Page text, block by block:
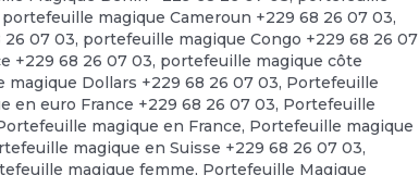
portefeuille magique Cameroun +229 68 26 07 03,
26 07 03, portefeuille magique Congo +229 68 26 07
+229 68 26 07 03, portefeuille magique côte
magique Dollars +229 68 26 07 03, Portefeuille
en euro France +229 68 26 07 03, Portefeuille
magique en France, Portefeuille magique
magique en Suisse +229 68 26 07 03,
magique femme, Portefeuille Magique